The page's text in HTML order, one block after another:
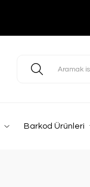
Barkod Ürünleri